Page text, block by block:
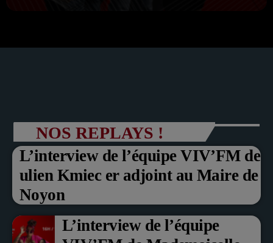
NOS REPLAYS !
L’interview de l’équipe VIV’FM de
ulien Kmiec er adjoint au Maire de
Noyon
L’interview de l’équipe